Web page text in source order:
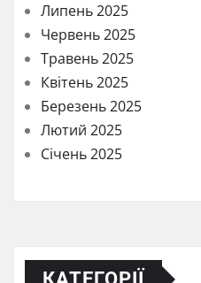
Липень 2025
Червень 2025
Травень 2025
Квітень 2025
Березень 2025
Лютий 2025
Січень 2025